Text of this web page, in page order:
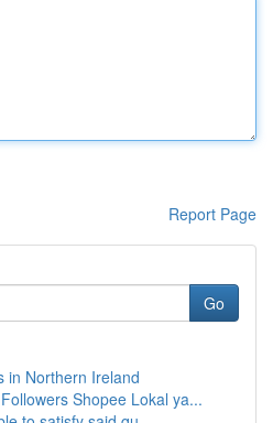
Report Page
Go
in Northern Ireland
Shopee Lokal ya...